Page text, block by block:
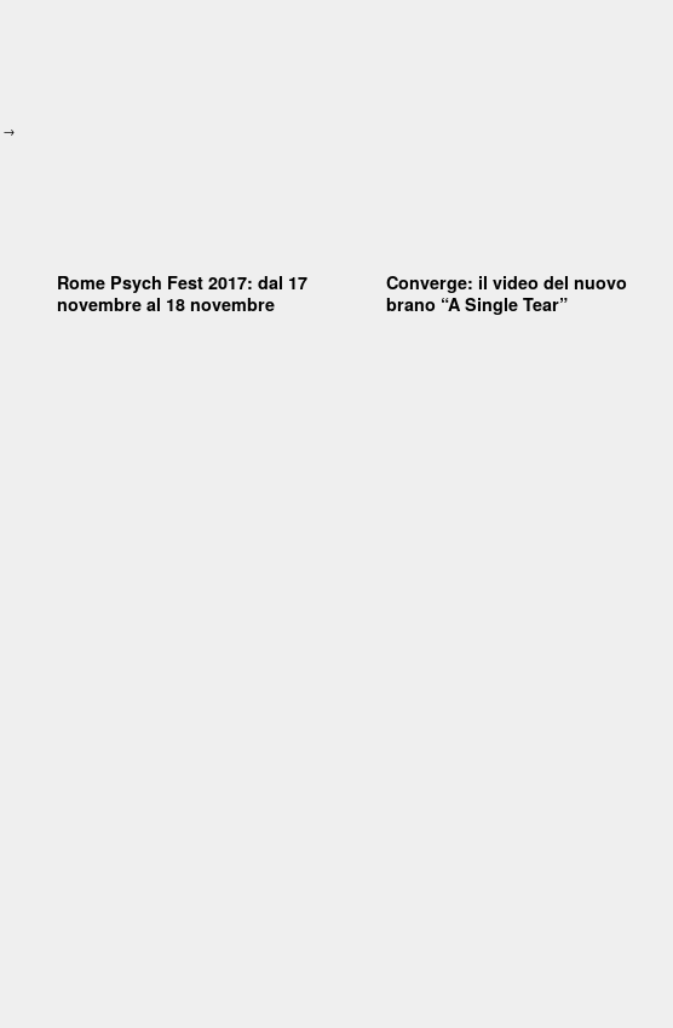
→
Rome Psych Fest 2017: dal 17
novembre al 18 novembre
Converge: il video del nuovo
brano “A Single Tear”